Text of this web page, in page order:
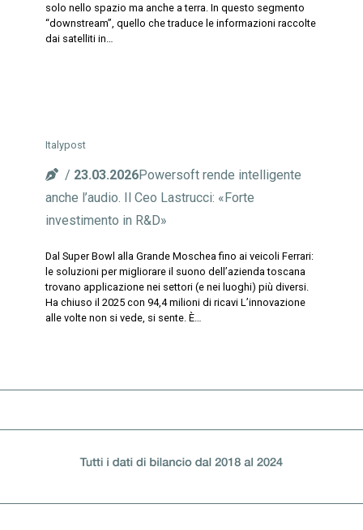
solo nello spazio ma anche a terra. In questo segmento
“downstream”, quello che traduce le informazioni raccolte
dai satelliti in…
Italypost
23.03.2026Powersoft rende intelligente
anche l’audio. Il Ceo Lastrucci: «Forte
investimento in R&D»
Dal Super Bowl alla Grande Moschea fino ai veicoli Ferrari:
le soluzioni per migliorare il suono dell’azienda toscana
trovano applicazione nei settori (e nei luoghi) più diversi.
Ha chiuso il 2025 con 94,4 milioni di ricavi L’innovazione
alle volte non si vede, si sente. È…